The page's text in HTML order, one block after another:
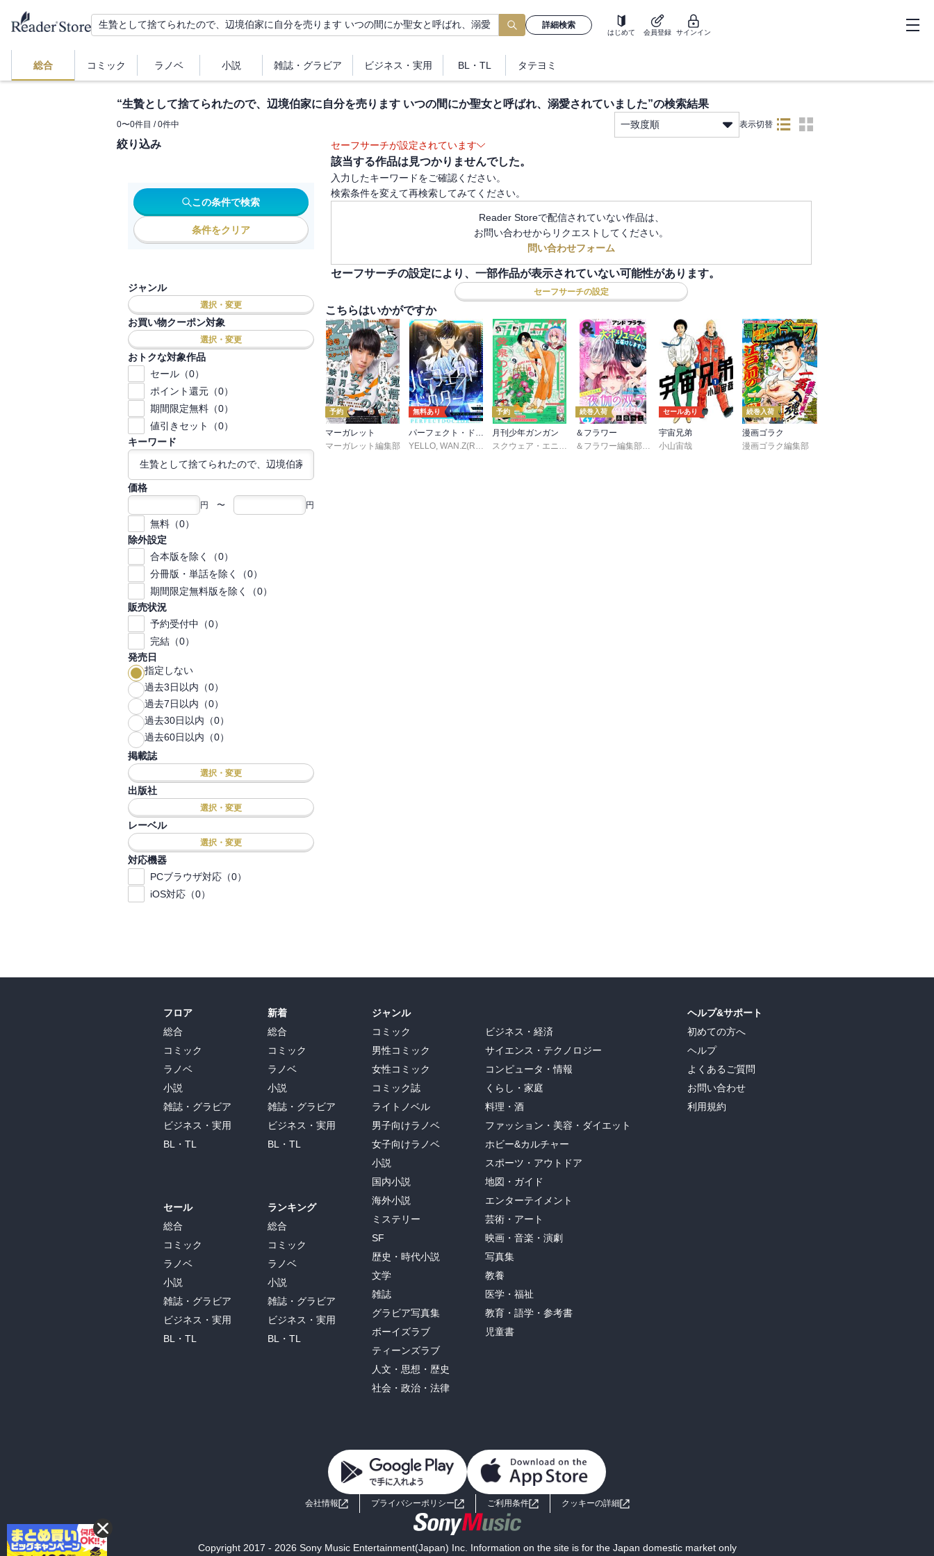
詳細検索
はじめて 会員登録 サインイン
総合 コミック ラノベ 小説 雑誌・ グラビア ビジネス ・実用 BL・TL タテヨミ
“生贄として捨てられたので、辺境伯家に自分を売ります いつの間にか聖女と呼ばれ、溺愛されていました”の検索結果
0〜0件目 / 0件中 一致度順 表示切替
絞り込み
この条件で検索
条件をクリア
ジャンル
選択・変更
お買い物クーポン対象
選択・変更
おトクな対象作品
セール（0）
ポイント還元（0）
期間限定無料（0）
値引きセット（0）
キーワード
価格
円 〜 円
無料（0）
除外設定
合本版を除く（0）
分冊版・単話を除く（0）
期間限定無料版を除く（0）
販売状況
予約受付中（0）
完結（0）
発売日
指定しない
過去3日以内（0）
過去7日以内（0）
過去30日以内（0）
過去60日以内（0）
掲載誌
選択・変更
出版社
選択・変更
レーベル
選択・変更
対応機器
PCブラウザ対応（0）
iOS対応（0）
セーフサーチが設定されています
該当する作品は見つかりませんでした。
入力したキーワードをご確認ください。
検索条件を変えて再検索してみてください。
Reader Storeで配信されていない作品は、
お問い合わせからリクエストしてください。
問い合わせフォーム
セーフサーチの設定により、一部作品が表示されていない可能性があります。
セーフサーチの設定
こちらはいかがですか
予約
マーガレット
マーガレット編集部
無料あり
パーフェクト・ドクター【タテヨミ】
YELLO, WAN.Z(REDICE STUDIO) , MoeDal REDICE STUDIO
予約
月刊少年ガンガン
スクウェア・エニックス
,matoba,つみきどう ,石原宙,
続巻入荷
＆フラワー
＆フラワー編集部
,島袋ユミ,ましい柚茉 甘宮ちか,真村澪生,もりなかもなか
セールあり
宇宙兄弟
小山宙哉
続巻入荷
漫画ゴラク
漫画ゴラク編集部
フロア
総合
コミック
ラノベ
小説
雑誌・グラビア
ビジネス・実用
BL・TL
セール
総合
コミック
ラノベ
小説
雑誌・グラビア
ビジネス・実用
BL・TL
新着
総合
コミック
ラノベ
小説
雑誌・グラビア
ビジネス・実用
BL・TL
ランキング
総合
コミック
ラノベ
小説
雑誌・グラビア
ビジネス・実用
BL・TL
ジャンル
コミック
男性コミック
女性コミック
コミック誌
ライトノベル
男子向けラノベ
女子向けラノベ
小説
国内小説
海外小説
ミステリー
SF
歴史・時代小説
文学
雑誌
グラビア写真集
ボーイズラブ
ティーンズラブ
人文・思想・歴史
社会・政治・法律
ビジネス・経済
サイエンス・テクノロジー
コンピュータ・情報
くらし・家庭
料理・酒
ファッション・美容・ダイエット
ホビー&カルチャー
スポーツ・アウトドア
地図・ガイド
エンターテイメント
芸術・アート
映画・音楽・演劇
写真集
教養
医学・福祉
教育・語学・参考書
児童書
ヘルプ&サポート
初めての方へ
ヘルプ
よくあるご質問
お問い合わせ
利用規約
会社情報 プライバシーポリシー ご利用条件 クッキーの詳細
Copyright 2017 - 2026 Sony Music Entertainment(Japan) Inc. Information on the site is for the Japan domestic market only